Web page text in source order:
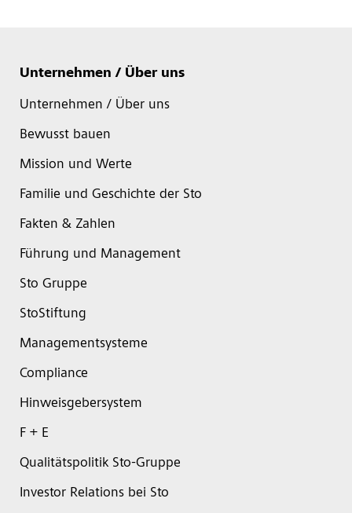
Unternehmen / Über uns
Unternehmen / Über uns
Bewusst bauen
Mission und Werte
Familie und Geschichte der Sto
Fakten & Zahlen
Führung und Management
Sto Gruppe
StoStiftung
Managementsysteme
Compliance
Hinweisgebersystem
F + E
Qualitätspolitik Sto-Gruppe
Investor Relations bei Sto